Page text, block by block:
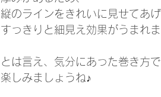
縦のラインをきれいに見せてあ
すっきりと細見え効果がうまれ
とは言え、気分にあった巻き方で
楽しみましょうね♪